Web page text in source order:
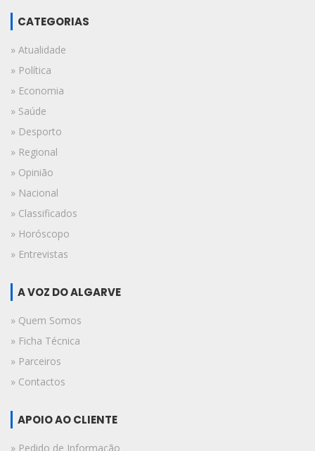
CATEGORIAS
» Atualidade
» Política
» Economia
» Saúde
» Desporto
» Regional
» Opinião
» Nacional
» Classificados
» Horóscopo
» Entrevistas
A VOZ DO ALGARVE
» Quem Somos
» Ficha Técnica
» Parceiros
» Contactos
APOIO AO CLIENTE
» Pedido de Informação